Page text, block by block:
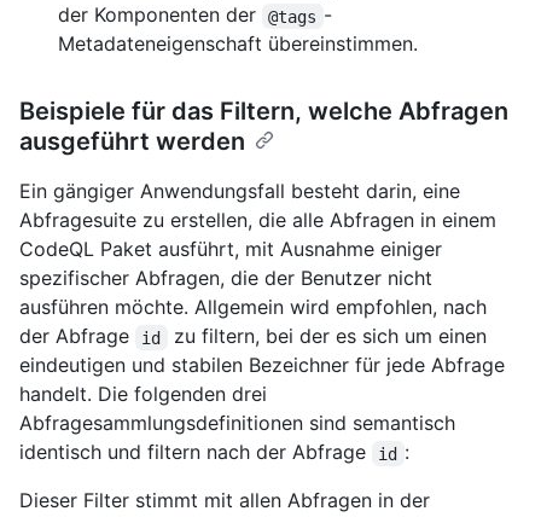
der Komponenten der
@tags -
Metadateneigenschaft übereinstimmen.
Beispiele für das Filtern, welche Abfragen
ausgeführt werden
Ein gängiger Anwendungsfall besteht darin, eine
Abfragesuite zu erstellen, die alle Abfragen in einem
CodeQL Paket ausführt, mit Ausnahme einiger
spezifischer Abfragen, die der Benutzer nicht
ausführen möchte. Allgemein wird empfohlen, nach
der Abfrage
id
zu filtern, bei der es sich um einen
eindeutigen und stabilen Bezeichner für jede Abfrage
handelt. Die folgenden drei
Abfragesammlungsdefinitionen sind semantisch
identisch und filtern nach der Abfrage
id :
Dieser Filter stimmt mit allen Abfragen in der